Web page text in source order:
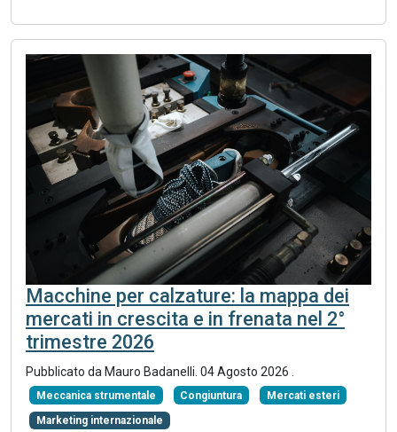
Macchine per calzature: la mappa dei
mercati in crescita e in frenata nel 2°
trimestre 2026
Pubblicato da Mauro Badanelli. 04 Agosto 2026 .
Meccanica strumentale Congiuntura Mercati esteri
Marketing internazionale